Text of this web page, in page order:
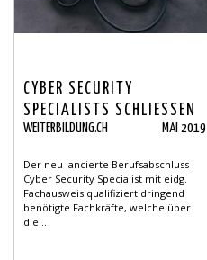
CYBER SECURITY
SPECIALISTS SCHLIESSEN
SICHERHEITS- UND
WEITERBILDUNG.CH MAI 2019
Der neu lancierte Berufsabschluss
Cyber Security Specialist mit eidg.
Fachausweis qualifiziert dringend
benötigte Fachkräfte, welche über
die...